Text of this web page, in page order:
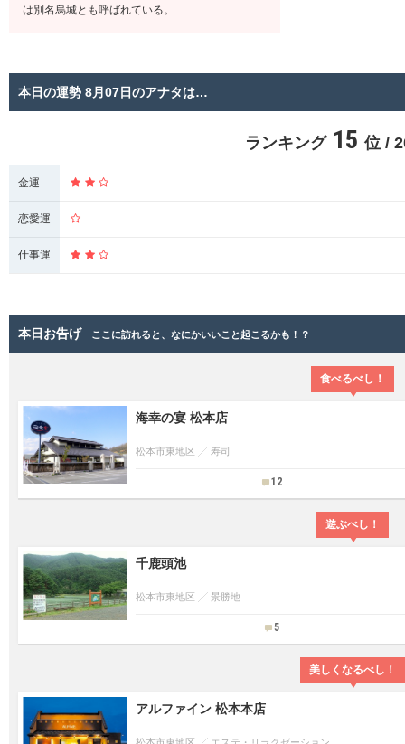
は別名烏城とも呼ばれている。
本日の運勢 8月07日のアナタは…
ランキング 15 位 /
金運
恋愛運
仕事運
本日お告げ ここに訪れると、なにかいいこと起こるかも！？
食べるべし！
海幸の宴 松本店
松本市東地区 寿司
12
遊ぶべし！
千鹿頭池
松本市東地区 景勝地
5
美しくなるべし！
アルファイン 松本本店